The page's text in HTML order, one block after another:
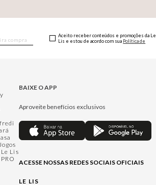
Aceito receber conteúdos e promoções da Le
Lis e estou de acordo com sua Política de
Lis
BAIXE O APP
Aproveite benefícios exclusivos
ACESSE NOSSAS REDES SOCIAIS OFICIAIS
LE LIS